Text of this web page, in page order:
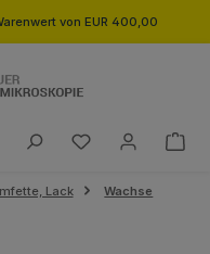
von EUR 400,00
Du hast 0
Lack Wachse